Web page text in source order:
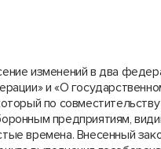
изменений в два
и «О
по
предприятиям,
времена. Внесенный